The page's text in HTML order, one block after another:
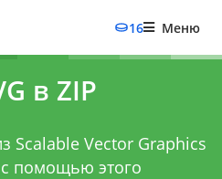
16 Меню
в ZIP
Scalable Vector Graphics
помощью этого